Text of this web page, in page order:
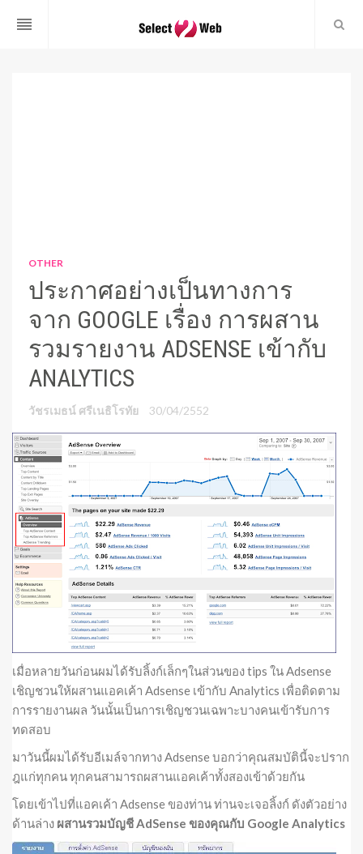
reorder
OTHER
ประกาศอย่างเป็นทางการ
จาก GOOGLE เรื่อง การผสาน
รวมรายงาน ADSENSE เข้ากับ
ANALYTICS
วัชรเมธน์ ศรีเนธิโรทัย 30/04/2552
เมื่อหลายวันก่อนผมได้รับลิ้งก์เล็กๆในส่วนของ tips ใน Adsense
เชิญชวนให้ผสานแอคเค้า Adsense เข้ากับ Analytics เพื่อติดตาม
การรายงานผล วันนั้นเป็นการเชิญชวนเฉพาะบางคนเข้ารับการ
ทดสอบ
มาวันนี้ผมได้รับอีเมล์จากทาง Adsense บอกว่าคุณสมบัตินี้จะปราก
ฎแก่ทุกคน ทุกคนสามารถผสานแอคเค้าทั้งสองเข้าด้วยกัน
โดยเข้าไปที่แอคเค้า Adsense ของท่าน ท่านจะเจอลิ้งก์ ดังตัวอย่าง
ด้านล่าง ผสานรวมบัญชี AdSense ของคุณกับ Google Analytics